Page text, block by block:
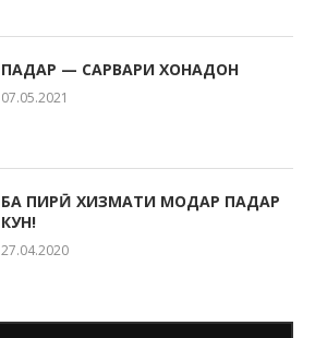
ПАДАР — САРВАРИ ХОНАДОН
07.05.2021
БА ПИРӢ ХИЗМАТИ МОДАР ПАДАР
КУН!
27.04.2020